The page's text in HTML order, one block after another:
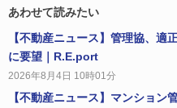
あわせて読みたい
【不動産ニュース】管理協、適
に要望｜R.E.port
2026年8月4日 10時01分
【不動産ニュース】マンショ